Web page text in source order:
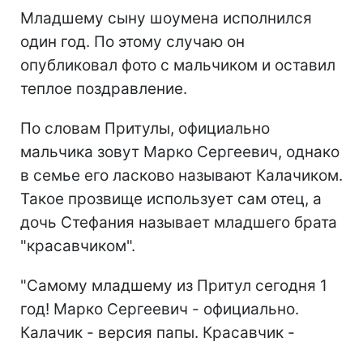
Младшему сыну шоумена исполнился
один год. По этому случаю он
опубликовал фото с мальчиком и оставил
теплое поздравление.
По словам Притулы, официально
мальчика зовут Марко Сергеевич, однако
в семье его ласково называют Калачиком.
Такое прозвище использует сам отец, а
дочь Стефания называет младшего брата
"красавчиком".
"Самому младшему из Притул сегодня 1
год! Марко Сергеевич - официально.
Калачик - версия папы. Красавчик -